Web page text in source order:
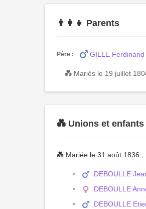
👨‍👩‍👧 Parents
Père : GILLE Ferdinand
💑 Mariés le 19 juillet
💑 Unions et enfants
💑 Mariée le 31 août 1836
DEBOULLE
DEBOULLE
DEBOULLE